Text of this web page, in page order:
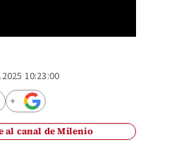
10:23:00
al canal de Milenio